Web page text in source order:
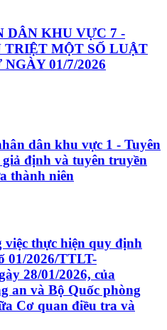
DÂN KHU VỰC 7 -
TRIỆT MỘT SỐ LUẬT
01/7/2026
dân khu vực 1 - Tuyên
định và tuyên truyền
thành niên
thực hiện quy định
01/2026/TTLT-
28/01/2026, của
an và Bộ Quốc phòng
Cơ quan điều tra và